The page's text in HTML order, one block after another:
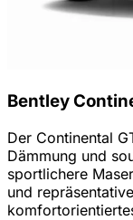
Bentley
Der Continental
Dämmung und
sportlichere
und